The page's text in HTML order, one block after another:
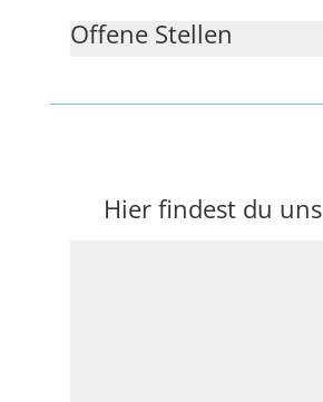
Offene Stellen
Hier findest du uns